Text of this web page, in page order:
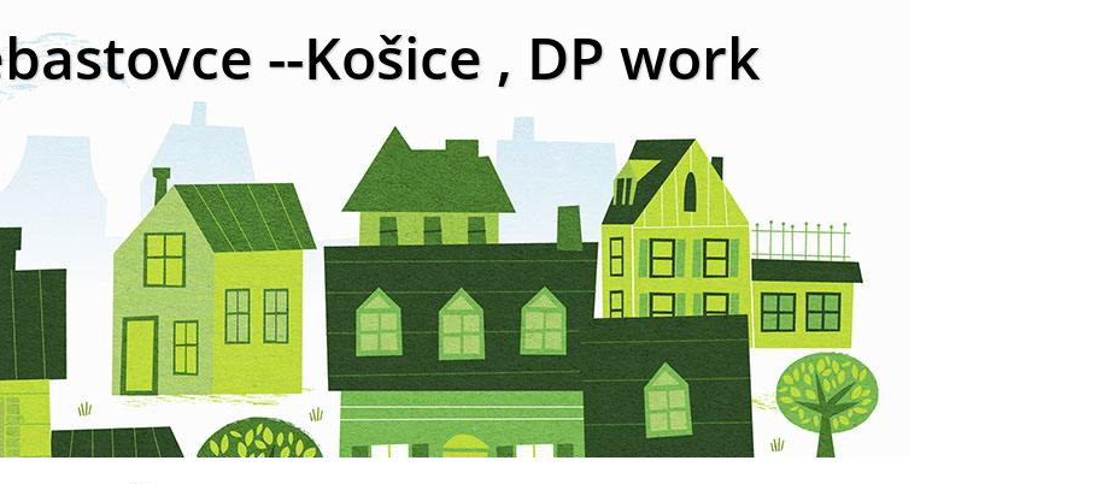
--Košice , DP work